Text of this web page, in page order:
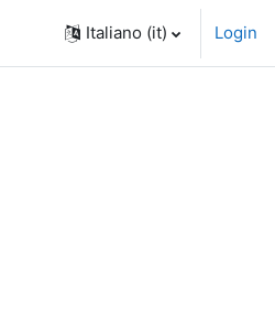
Italiano ‎(it)‎ Login